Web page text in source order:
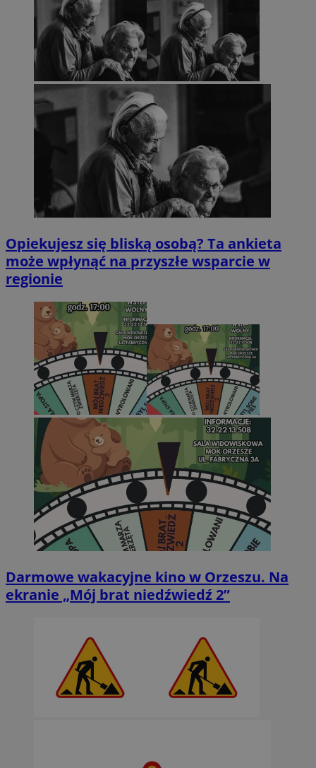
Opiekujesz się bliską osobą? Ta ankieta
może wpłynąć na przyszłe wsparcie w
regionie
Darmowe wakacyjne kino w Orzeszu. Na
ekranie „Mój brat niedźwiedź 2”